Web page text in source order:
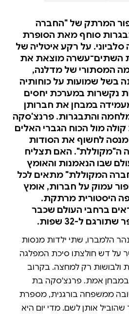
המרתק של "החברה
סוחף מאת הסופרת
על רקע איטליה של
בת השתים־עשרה מוצאת את
המסתורי של מדלנה,
בשל שמועות על כוחותיה
נקשרות במערכת יחסים
במבחן את חברותן
והתבגרות. פרנצ'סקה
מול הכוח הגברי האלים
מנסה לחשוף את הסודות
ה"מקוללת". האם תצליח
שבו הנאמנות והאומץ
המקוללת" מתאים לכל
עמוק על חברות, אומץ
היסטורית מרתקת.
ברחבי העולם שכבר
ל-32 שפות.
על גדת נהר הלמברו, שתי ילדות מנסות
על דש חולצתו סיכת המפלגה
ולבושות רק למחצה. בקרוב
אמת. פרנצ'סקה בת
ממשפחה בורגנית, מספרת
אותן לשם. מדי יום היא